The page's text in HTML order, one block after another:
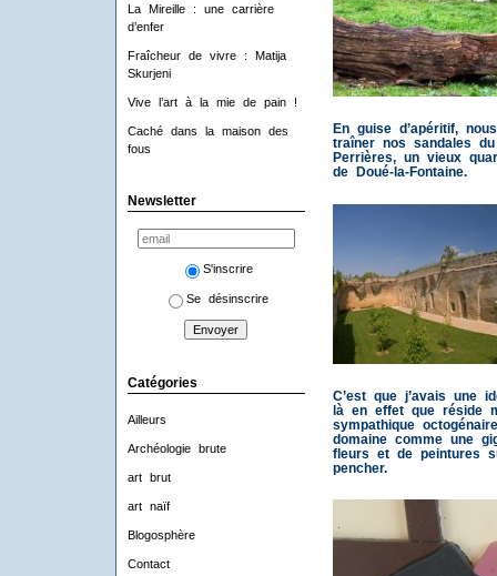
La Mireille : une carrière
d’enfer
Fraîcheur de vivre : Matija
Skurjeni
Vive l’art à la mie de pain !
Caché dans la maison des
fous
Newsletter
S'inscrire
Se désinscrire
Catégories
Ailleurs
Archéologie brute
art brut
art naïf
Blogosphère
Contact
En guise d’apéritif,
traîner nos sandales
Perrières, un vieux
de Doué-la-Fontaine.
C’est que j’avais une
là en effet que réside
sympathique
domaine comme une
fleurs et de peintures
pencher.